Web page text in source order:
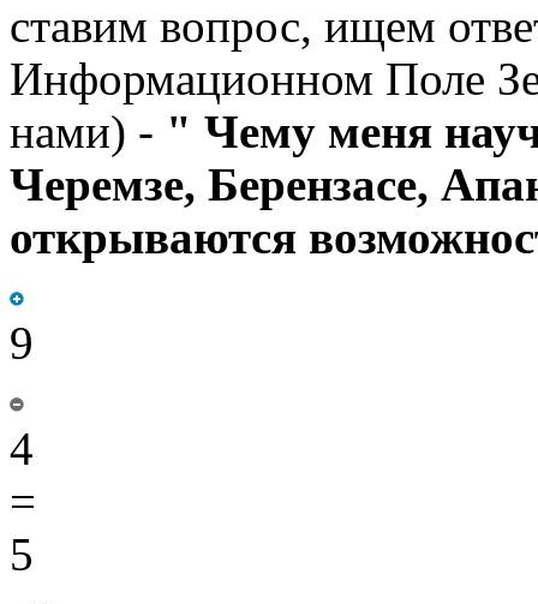
ставим вопрос, ищем
Информационном Поле
нами) - " Чему меня
Черемзе, Берензасе,
открываются
9
4
=
5